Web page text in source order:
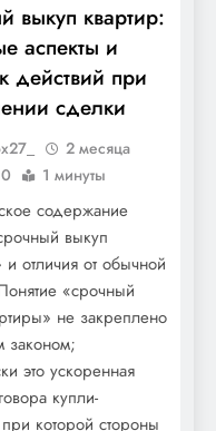
выкуп квартир:
аспекты и
действий при
сделки
2 месяца
0 1 минуты
содержание
выкуп
и отличия от обычной
«срочный
не закреплено
законом;
это ускоренная
купли-
которой стороны